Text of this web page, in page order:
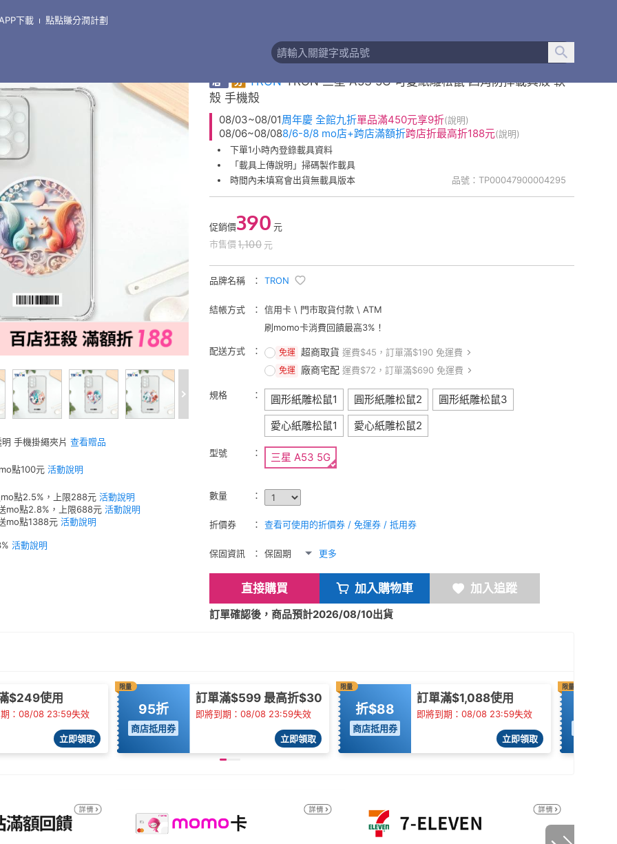
下載
點點賺分潤計劃
手機掛繩夾片 查看贈品
點100元 活動說明
點2.5%，上限288元 活動說明
mo點2.8%，上限688元 活動說明
mo點1388元 活動說明
活動說明
客製化商品 售後非瑕疵不可退貨
券 TRON TRON 三星 A53 5G 可愛紙雕松鼠 四角防摔載具殼 軟
殼 手機殼
08/03~08/01周年慶 全館九折單品滿450元享9折(說明)
08/06~08/088/6-8/8 mo店+跨店滿額折跨店折最高折188元(說明)
品號：TP00047900004295
下單1小時內登錄載具資料
「載具上傳說明」掃碼製作載具
時間內未填寫會出貨無載具版本
促銷價390 元
市售價 1,100 元
品牌名稱 TRON
結帳方式
信用卡 \ 門市取貨付款 \ ATM
刷momo卡消費回饋最高3%！
配送方式 免運 超商取貨 運費$45，訂單滿$190 免運費
免運 廠商宅配 運費$72，訂單滿$690 免運費
規格 圓形紙雕松鼠1 圓形紙雕松鼠2
圓形紙雕松鼠3
愛心紙雕松鼠1
愛心紙雕松鼠2
型號 三星 A53 5G
數量
折價券 查看可使用的折價券 / 免運券 / 抵用券
保固資訊 保固期 更多
直接購買 加入購物車 加入追蹤
訂單確認後，商品預計2026/08/10出貨
$249使用
：08/08 23:59失效
立即領取
限量
95折
商店抵用券
訂單滿$599 最高折$30
即將到期：08/08 23:59失效
立即領取
限量
折$88
商店抵用券
訂單滿$1,088使用
即將到期：08/08 23:59失效
立即領取
限量